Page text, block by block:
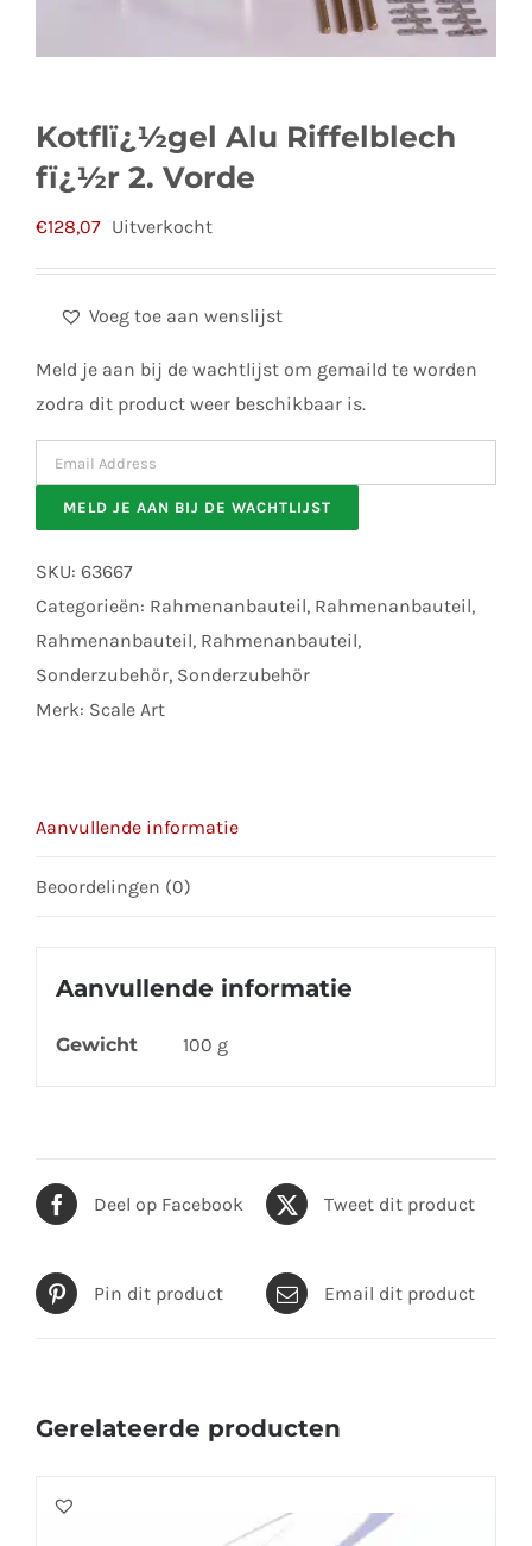
Kotflï¿½gel Alu Riffelblech
fï¿½r 2. Vorde
€128,07 Uitverkocht
Voeg toe aan wenslijst
Meld je aan bij de wachtlijst om gemaild te worden
zodra dit product weer beschikbaar is.
Enter
your
email
address
to
join
the
waitlist
MELD JE AAN BIJ DE WACHTLIJST
SKU: 63667
Categorieën: Rahmenanbauteil, Rahmenanbauteil,
Rahmenanbauteil, Rahmenanbauteil,
Sonderzubehör, Sonderzubehör
Merk: Scale Art
Aanvullende informatie
Beoordelingen (0)
Aanvullende informatie
Gewicht 100 g
Deel op Facebook Tweet dit product
Pin dit product Email dit product
Gerelateerde producten